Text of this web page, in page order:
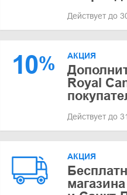
Действует до
10% АКЦИЯ
Royal
Действует до
АКЦИЯ